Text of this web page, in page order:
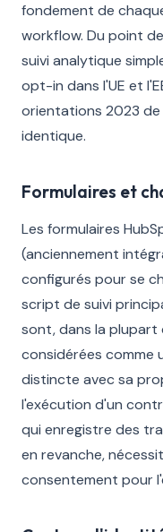
fondement de
workflow. Du point
suivi analytique
opt-in dans l'UE et
orientations 2023
identique.
Formulaires et
Les formulaires
(anciennement
configurés pour se
script de suivi
sont, dans la plupart
considérées comme
distincte avec sa
l'exécution d'un
qui enregistre des
en revanche,
consentement pour